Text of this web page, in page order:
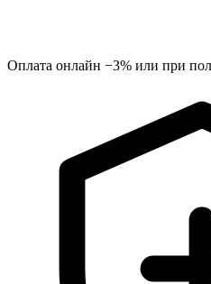
Оплата онлайн −3% или при